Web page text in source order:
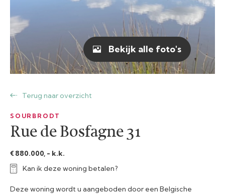
Terug naar overzicht
SOURBRODT
Rue de Bosfagne 31
€ 880.000, - k.k.
Kan ik deze woning betalen?
Deze woning wordt u aangeboden door een Belgische
Bekijk alle foto's